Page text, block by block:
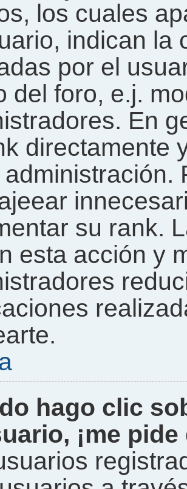
los cuales
indican la
por el
del foro, e.j.
En
directamente
su rank.
esta acción y
hago clic
¡me